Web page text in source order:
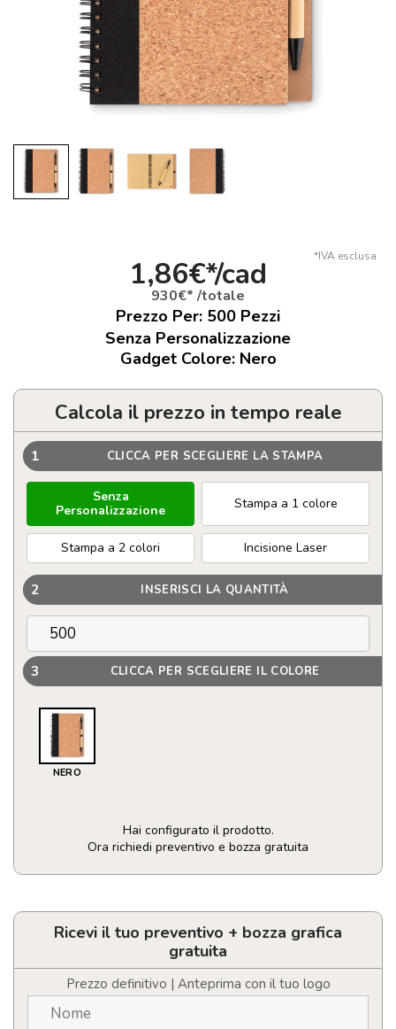
*IVA esclusa
1,86€*/cad
930€* /totale
Prezzo Per: 500 Pezzi
Senza Personalizzazione
Gadget Colore: Nero
Calcola il prezzo in tempo reale
1 CLICCA PER SCEGLIERE LA STAMPA
Senza
Personalizzazione
Stampa a 1 colore
Stampa a 2 colori Incisione Laser
2 INSERISCI LA QUANTITÀ
3 CLICCA PER SCEGLIERE IL COLORE
NERO
Hai configurato il prodotto.
Ora richiedi preventivo e bozza gratuita
Notebook
sughero
c/pennaRicevi il tuo preventivo + bozza grafica
gratuita
Prezzo definitivo | Anteprima con il tuo logo